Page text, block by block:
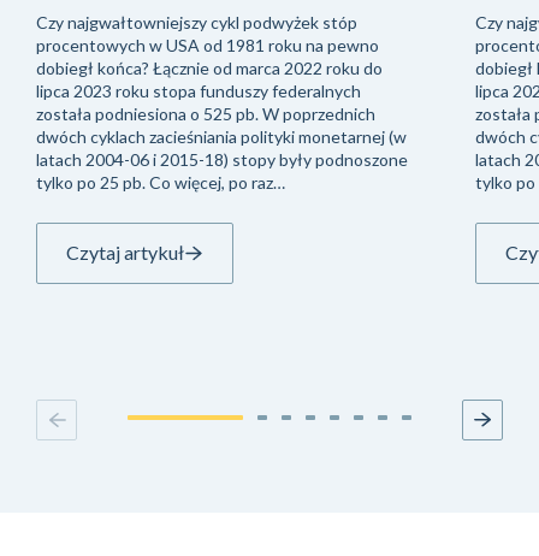
Czy najgwałtowniejszy cykl podwyżek stóp
procentowych w USA od 1981 roku na pewno
dobiegł końca? Łącznie od marca 2022 roku do
lipca 2023 roku stopa funduszy federalnych
została podniesiona o 525 pb. W poprzednich
dwóch cyklach zacieśniania polityki monetarnej (w
latach 2004-06 i 2015-18) stopy były podnoszone
tylko po 25 pb. Co więcej, po raz…
Czytaj artykuł
Czy
dobiegł
lipca
została
dwóch
latach
tylko po